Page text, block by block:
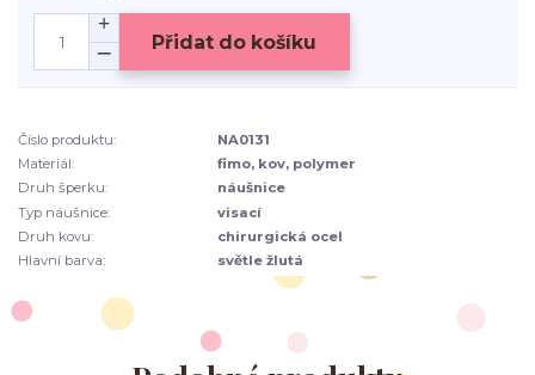
Přidat do košíku
Číslo produktu:
NA0131
Materiál:
fimo, kov, polymer
Druh šperku:
náušnice
Typ náušnice:
visací
Druh kovu:
chirurgická ocel
Hlavní barva:
světle žlutá